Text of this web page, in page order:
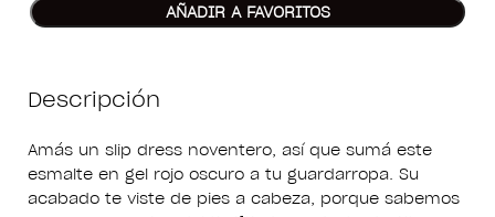
AÑADIR A FAVORITOS
Descripción
Amás un slip dress noventero, así que sumá este
esmalte en gel rojo oscuro a tu guardarropa. Su
acabado te viste de pies a cabeza, porque sabemos